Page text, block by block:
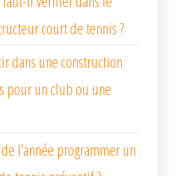
court de tennis ?
dans une construction
pour un club ou une
l’année programmer un